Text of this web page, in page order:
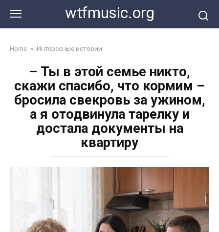
контенту
wtfmusic.org
Home » Интересные истории
– Ты в этой семье никто,
скажи спасибо, что кормим –
бросила свекровь за ужином,
а я отодвинула тарелку и
достала документы на
квартиру